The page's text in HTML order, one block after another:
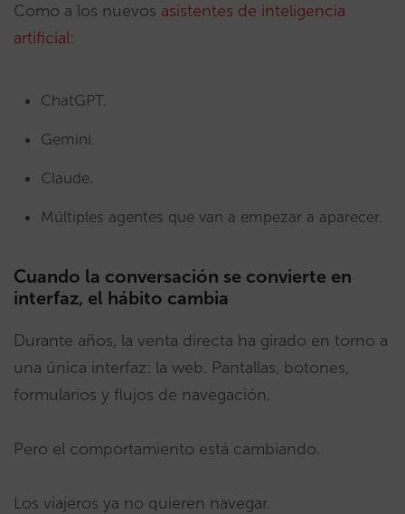
Como a los nuevos asistentes de inteligencia
artificial:
ChatGPT.
Gemini.
Claude.
Múltiples agentes que van a empezar a aparecer.
Cuando la conversación se convierte en
interfaz, el hábito cambia
Durante años, la venta directa ha girado en torno a
una única interfaz: la web. Pantallas, botones,
formularios y flujos de navegación.
Pero el comportamiento está cambiando.
Los viajeros ya no quieren navegar.